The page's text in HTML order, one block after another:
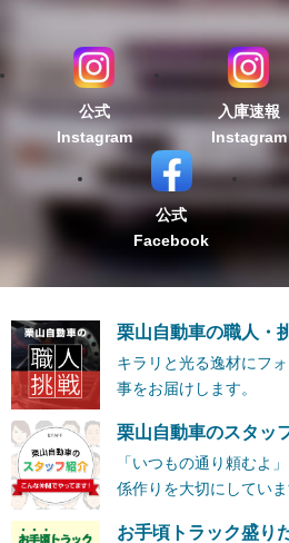
公式
Instagram
入庫速報
Instagram
公式
Facebook
栗山自動車の職人・
キラリと光る逸材にフ
事をお届けします。
栗山自動車のスタッ
「いつもの通り頼むよ
係作りを大切にしていま
お手頃トラック盛り